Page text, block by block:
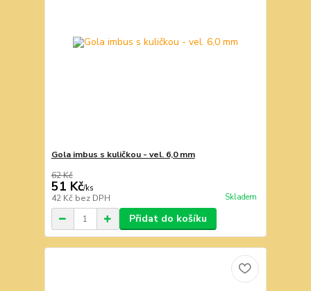
Gola imbus s kuličkou - vel. 6,0 mm
62 Kč
51 Kč/ks
42 Kč bez DPH Skladem
Přidat do košíku